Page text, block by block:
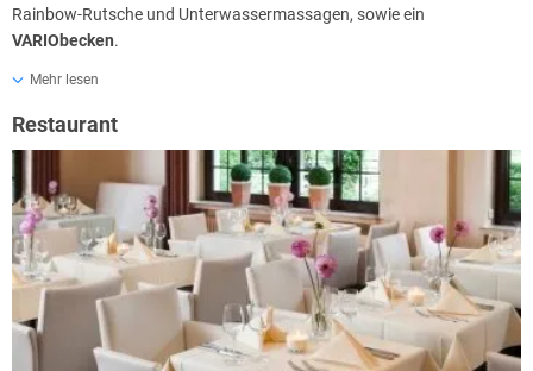
Rainbow-Rutsche und Unterwassermassagen, sowie ein
VARIObecken.
20°C entspannen Sie in der
Weise sorgt das Salz dafür, dass in der Salzgrotte eine mit
Salzverbindungen gesättigte und ionisierte Luft entsteht. Durch die
bekannte Neutralkraft der Kristallsalze werden bioenergetische
Schwachstellen und Energie-Defizite ausgeglichen und neutralisiert.
Die besondere Luft in der Salzgrotte unterstützt Heilungsprozesse bei
Atemwegserkrankungen, Asthma, Allergien, Herz-Kreislauf-
Erkrankungen, Hauterkrankungen, Vegetative Störungen wie
Unruhezustände, Schlafstörungen und Stress. Dauer der Sitzungen:
45 Minuten.
Mehr lesen
Restaurant